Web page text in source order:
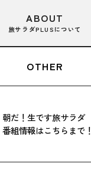
ABOUT
旅サラダPLUSについて
OTHER
朝だ！生です旅サラダ
番組情報はこちらまで！